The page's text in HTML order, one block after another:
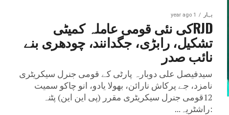
بہار 1 year ago
RJDکی نئی قومی عاملہ کمیٹی
تشکیل، رابڑی، جگدانند، چودھری بنے
نائب صدر
سیدفیصل علی دوبارہ پارٹی کے قومی جنرل سیکریٹری
نامزد، جے پرکاش نارائن، بھولا یادو، انو چاکو سمیت
12قومی جنرل سیکریٹری مقرر (پی این این) پٹنہ
:راشٹریہ...